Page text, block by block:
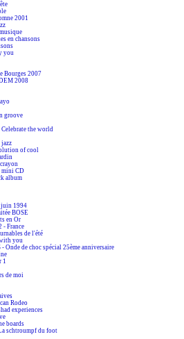
2001
en chansons
you
Bourges 2007
2008
groove
the world
jazz
of cool
mini CD
album
juin 1994
BOSE
en Or
- France
de l'été
you
Onde de choc spécial 25ème anniversaire
1
de moi
Rodeo
experiences
boards
schtroumpf du foot